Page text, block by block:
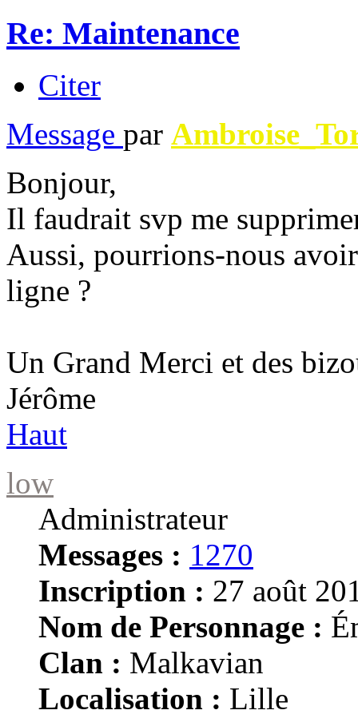
Re: Maintenance
Citer
Message par
Bonjour,
Il faudrait svp me
Aussi, pourrions-nous
ligne ?
Un Grand Merci et des
Jérôme
Haut
low
Administrateur
Messages : 1270
Inscription : 27 août
Nom de Personnage :
Clan : Malkavian
Localisation : Lille